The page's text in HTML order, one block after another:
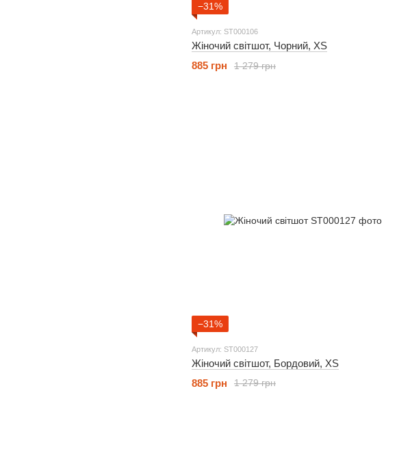
−31%
Артикул: ST000106
Жіночий світшот, Чорний, XS
1 279 грн
885 грн
−31%
Артикул: ST000127
Жіночий світшот, Бордовий, XS
1 279 грн
885 грн